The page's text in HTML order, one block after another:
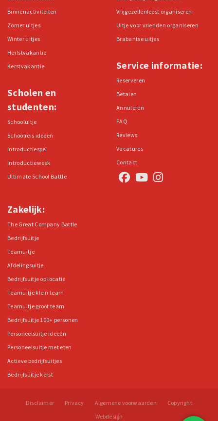
Binnenactiviteiten
Zomer uitjes
Winter uitjes
Herfstvakantie
Kerstvakantie
Scholen en
studenten:
Schooluitje
Schoolreis ideeën
Introductiespel
Introductieweek
Ultimate School Battle
Vrijgezellenfeest organiseren
Uitje voor vrienden organiseren
Brabantse uitjes
Service informatie:
Reserveren
Betalen
Annuleren
FAQ
Reviews
Vacatures
Contact
Zakelijk:
The Great Company Battle
Bedrijfsuitje
Teamuitje
Afdelingsuitje
Bedrijfsuitje op locatie
Teamuitje klein team
Teamuitje groot team
Bedrijfsuitje 100+ personen
Personeelsuitje ideeën
Personeelsuitje met eten
Actieve bedrijfsuitjes
Bedrijfsuitje kerst
Disclaimer Privacy Algemene voorwaarden
Copyright
Webdesign